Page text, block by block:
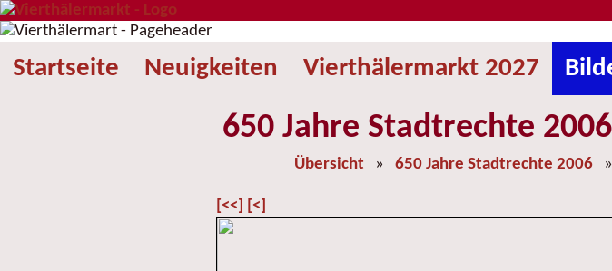
Startseite Neuigkeiten Vierthälermarkt 2027
650 Jahre Stadtrechte
Übersicht » 650 Jahre Stadtrechte 2006
[<<] [<]